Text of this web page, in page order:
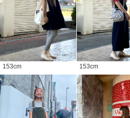
153cm 153cm